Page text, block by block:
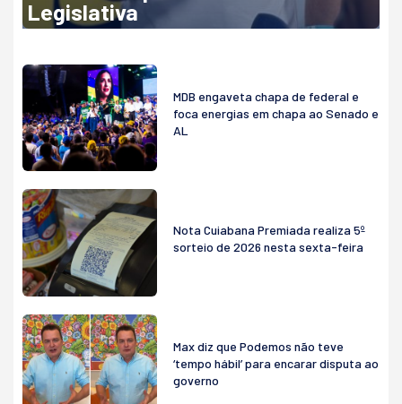
Legislativa
MDB engaveta chapa de federal e
foca energias em chapa ao Senado e
AL
Nota Cuiabana Premiada realiza 5º
sorteio de 2026 nesta sexta-feira
Max diz que Podemos não teve
‘tempo hábil’ para encarar disputa ao
governo